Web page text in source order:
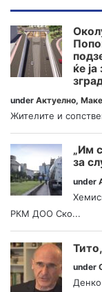
ќе
under Актуелно,
Жителите и
„Им
за
under
РКМ ДОО Ско...
under